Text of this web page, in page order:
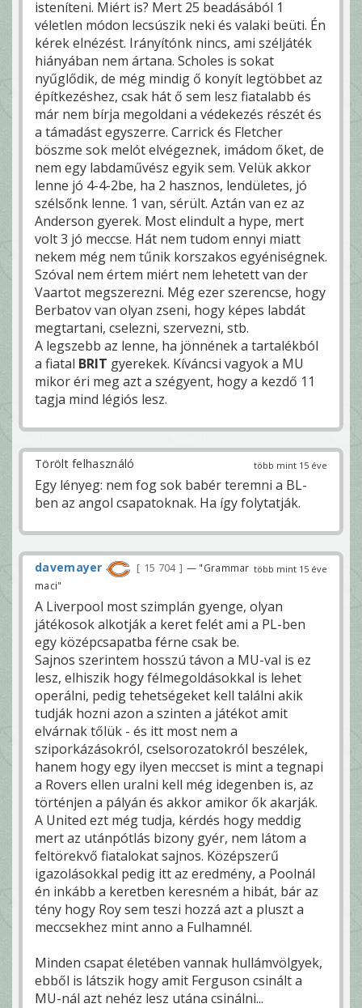
isteníteni. Miért is? Mert 25 beadásából 1
véletlen módon lecsúszik neki és valaki beüti. Én
kérek elnézést. Irányítónk nincs, ami széljáték
hiányában nem ártana. Scholes is sokat
nyűglődik, de még mindig ő konyít legtöbbet az
építkezéshez, csak hát ő sem lesz fiatalabb és
már nem bírja megoldani a védekezés részét és
a támadást egyszerre. Carrick és Fletcher
böszme sok melót elvégeznek, imádom őket, de
nem egy labdaművész egyik sem. Velük akkor
lenne jó 4-4-2be, ha 2 hasznos, lendületes, jó
szélsőnk lenne. 1 van, sérült. Aztán van ez az
Anderson gyerek. Most elindult a hype, mert
volt 3 jó meccse. Hát nem tudom ennyi miatt
nekem még nem tűnik korszakos egyéniségnek.
Szóval nem értem miért nem lehetett van der
Vaartot megszerezni. Még ezer szerencse, hogy
Berbatov van olyan zseni, hogy képes labdát
megtartani, cselezni, szervezni, stb.
A legszebb az lenne, ha jönnének a tartalékból
a fiatal BRIT gyerekek. Kíváncsi vagyok a MU
mikor éri meg azt a szégyent, hogy a kezdő 11
tagja mind légiós lesz.
több mint 15 éve
Törölt felhasználó
Egy lényeg: nem fog sok babér teremni a BL-
ben az angol csapatoknak. Ha így folytatják.
több mint 15 éve
davemayer 15 704
— "Grammar
maci"
A Liverpool most szimplán gyenge, olyan
játékosok alkotják a keret felét ami a PL-ben
egy középcsapatba férne csak be.
Sajnos szerintem hosszú távon a MU-val is ez
lesz, elhiszik hogy félmegoldásokkal is lehet
operálni, pedig tehetségeket kell találni akik
tudják hozni azon a szinten a játékot amit
elvárnak tőlük - és itt most nem a
sziporkázásokról, cselsorozatokról beszélek,
hanem hogy egy ilyen meccset is mint a tegnapi
a Rovers ellen uralni kell még idegenben is, az
történjen a pályán és akkor amikor ők akarják.
A United ezt még tudja, kérdés hogy meddig
mert az utánpótlás bizony gyér, nem látom a
feltörekvő fiatalokat sajnos. Középszerű
igazolásokkal pedig itt az eredmény, a Poolnál
én inkább a keretben keresném a hibát, bár az
tény hogy Roy sem teszi hozzá azt a pluszt a
meccsekhez mint anno a Fulhamnél.
Minden csapat életében vannak hullámvölgyek,
ebből is látszik hogy amit Ferguson csinált a
MU-nál azt nehéz lesz utána csinálni...